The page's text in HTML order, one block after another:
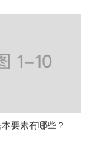
要素有哪些？